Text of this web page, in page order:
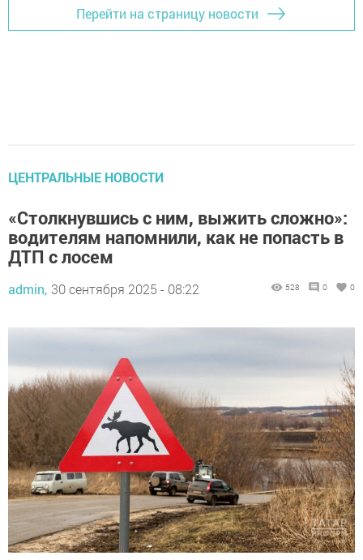
Перейти на страницу новости
ЦЕНТРАЛЬНЫЕ НОВОСТИ
«Столкнувшись с ним, выжить сложно»:
водителям напомнили, как не попасть в
ДТП с лосем
admin, 30 сентября 2025 - 08:22 528 0 0